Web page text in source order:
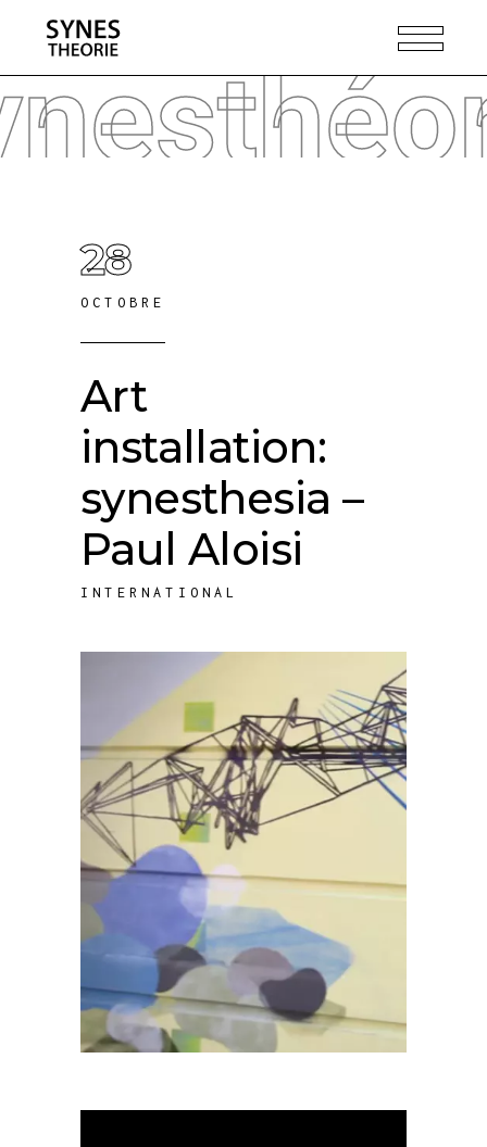
28
OCTOBRE
Art
installation:
synesthesia –
Paul Aloisi
INTERNATIONAL